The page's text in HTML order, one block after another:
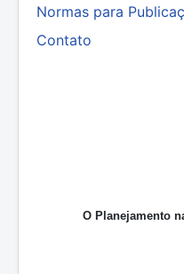
Normas para
Contato
O Planejamento